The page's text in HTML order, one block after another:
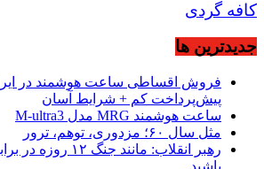
کافه گردی
جديدترين ها
فروش اقساطی ساعت هوشمند در
پیش‌پرداخت کم + شرایط آسان
ساعت هوشمند MRG مدل M-ultra3
مثل سال ۶۰؛ مزدوری، توهم، ترور
رهبر انقلاب: مانند
باشید